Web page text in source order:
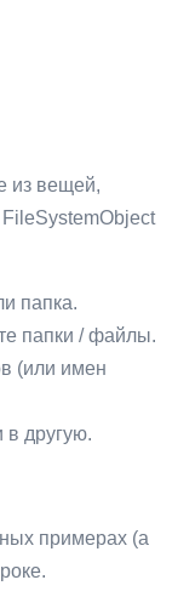
из вещей,
папка.
папки / файлы.
(или имен
в другую.
примерах (а